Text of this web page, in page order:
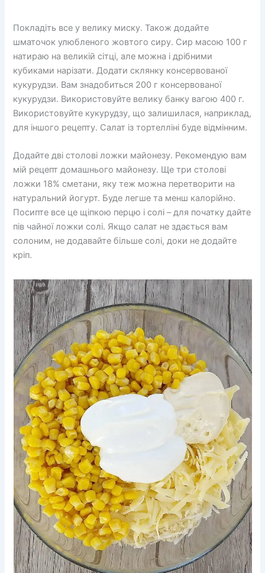
Покладіть все у велику миску. Також додайте
шматочок улюбленого жовтого сиру. Сир масою 100 г
натираю на великій сітці, але можна і дрібними
кубиками нарізати. Додати склянку консервованої
кукурудзи. Вам знадобиться 200 г консервованої
кукурудзи. Використовуйте велику банку вагою 400 г.
Використовуйте кукурудзу, що залишилася, наприклад,
для іншого рецепту. Салат із тортелліні буде відмінним.
Додайте дві столові ложки майонезу. Рекомендую вам
мій рецепт домашнього майонезу. Ще три столові
ложки 18% сметани, яку теж можна перетворити на
натуральний йогурт. Буде легше та менш калорійно.
Посипте все це щіпкою перцю і солі – для початку дайте
пів чайної ложки солі. Якщо салат не здається вам
солоним, не додавайте більше солі, доки не додайте
кріп.